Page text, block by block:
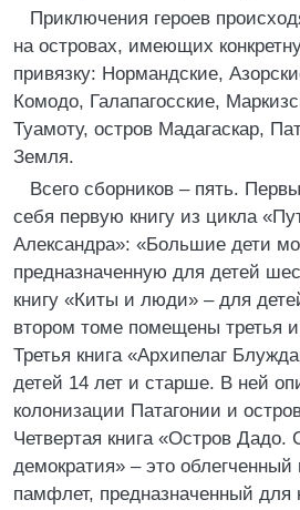
Приключения героев
на островах, имеющих
привязку: Нормандские,
Комодо, Галапагосские,
Туамоту, остров Мадагаскар,
Земля.
Всего сборников – пять.
себя первую книгу из цикла
Александра»: «Большие дети
предназначенную для детей
книгу «Киты и люди» – для
втором томе помещены третья и
Третья книга «Архипелаг
детей 14 лет и старше. В ней
колонизации Патагонии и
Четвертая книга «Остров Дадо.
демократия» – это облегченный
памфлет, предназначенный для